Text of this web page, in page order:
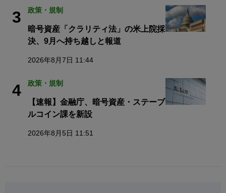
3 政策・規制
暗号資産「クラリティ法」の米上院採
決、9月へ持ち越しと報道
2026年8月7日 11:44
4 政策・規制
【速報】金融庁、暗号資産・ステーブ
ルコイン課を新設
2026年8月5日 11:51